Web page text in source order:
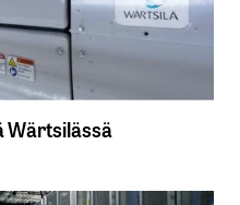
Wärtsilässä